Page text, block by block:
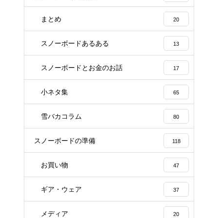
まとめ 20
スノーボードあるある 13
スノーボードとお金のお話 17
小ネタ集 65
雪バカコラム 80
スノーボードの準備 118
お買い物 47
ギア・ウェア 37
メディア 20